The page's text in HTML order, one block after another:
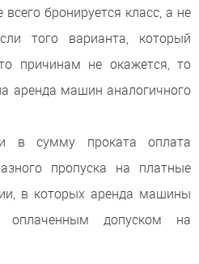
бронируется класс, а не
того варианта, который
причинам не окажется, то
аренда машин аналогичного
в сумму проката оплата
пропуска на платные
в которых аренда машины
допуском на